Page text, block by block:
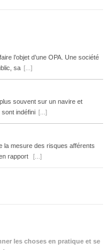
l’objet d’une OPA. Une société
sa [...]
souvent sur un navire et
indéfini [...]
la mesure des risques afférents
rapport
[...]
les choses en pratique et se